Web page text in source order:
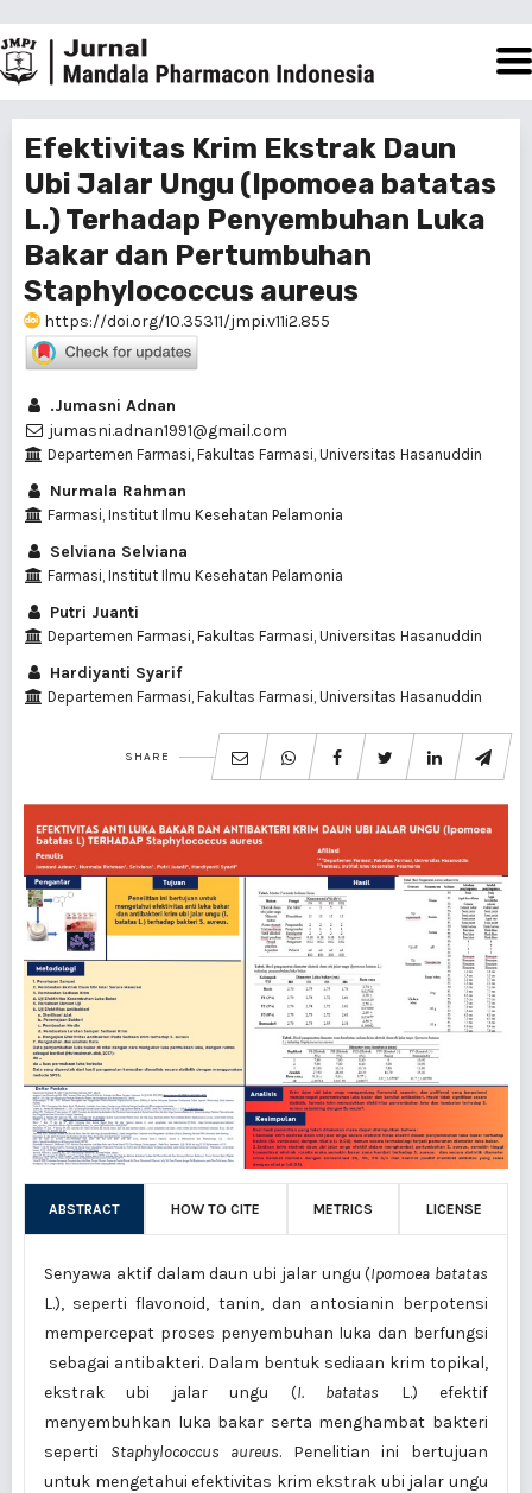
Efektivitas Krim Ekstrak Daun
Ubi Jalar Ungu (Ipomoea batatas
L.) Terhadap Penyembuhan Luka
Bakar dan Pertumbuhan
Staphylococcus aureus
https://doi.org/10.35311/jmpi.v11i2.855
.Jumasni Adnan
jumasni.adnan1991@gmail.com
Departemen Farmasi, Fakultas Farmasi, Universitas Hasanuddin
Nurmala Rahman
Farmasi, Institut Ilmu Kesehatan Pelamonia
Selviana Selviana
Farmasi, Institut Ilmu Kesehatan Pelamonia
Putri Juanti
Departemen Farmasi, Fakultas Farmasi, Universitas Hasanuddin
Hardiyanti Syarif
Departemen Farmasi, Fakultas Farmasi, Universitas Hasanuddin
SHARE
ABSTRACT HOW TO CITE METRICS LICENSE
Senyawa aktif dalam daun ubi jalar ungu (Ipomoea batatas
L.), seperti flavonoid, tanin, dan antosianin berpotensi
mempercepat proses penyembuhan luka dan berfungsi
sebagai antibakteri. Dalam bentuk sediaan krim topikal,
ekstrak ubi jalar ungu (I. batatas L.) efektif
menyembuhkan luka bakar serta menghambat bakteri
seperti Staphylococcus aureus. Penelitian ini bertujuan
untuk mengetahui efektivitas krim ekstrak ubi jalar ungu